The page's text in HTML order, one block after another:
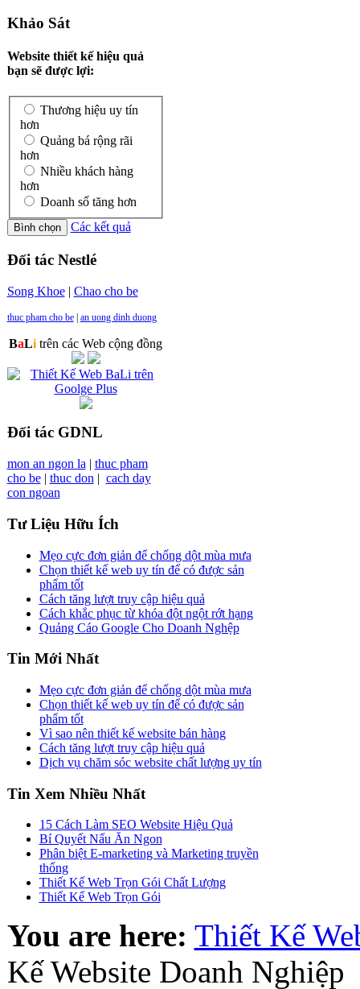
Khảo Sát
Website thiết kế hiệu quả
bạn sẽ được lợi:
Thương hiệu uy tín
hơn
Quảng bá rộng rãi
hơn
Nhiều khách hàng
hơn
Doanh số tăng hơn
Các kết quả
Đối tác Nestlé
Song Khoe| Chao cho be
thuc pham cho be| an uong dinh duong
BaLi trên các Web cộng đồng
Đối tác GDNL
mon an ngon la | thuc pham
cho be| thuc don | cach day
con ngoan
Tư Liệu Hữu Ích
Mẹo cực đơn giản để chống dột mùa mưa
Chọn thiết kế web uy tín để có được sản
phẩm tốt
Cách tăng lượt truy cập hiệu quả
Cách khắc phục từ khóa đột ngột rớt hạng
Quảng Cáo Google Cho Doanh Nghệp
Tin Mới Nhất
Mẹo cực đơn giản để chống dột mùa mưa
Chọn thiết kế web uy tín để có được sản
phẩm tốt
Vì sao nên thiết kế website bán hàng
Cách tăng lượt truy cập hiệu quả
Dịch vụ chăm sóc website chất lượng uy tín
Tin Xem Nhiều Nhất
15 Cách Làm SEO Website Hiệu Quả
Bí Quyết Nấu Ăn Ngon
Phân biệt E-marketing và Marketing truyền
thống
Thiết Kế Web Trọn Gói Chất Lượng
Thiết Kế Web Trọn Gói
You are here: Thiết Kế
Kế Website Doanh Nghiệp